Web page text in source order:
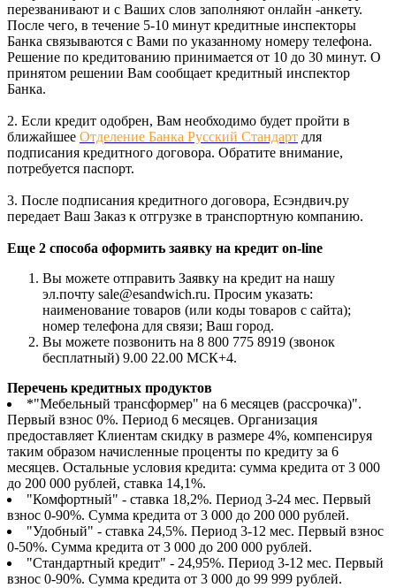
перезванивают и с Ваших слов заполняют онлайн -анкету.
После чего, в течение 5-10 минут кредитные инспекторы
Банка связываются с Вами по указанному номеру телефона.
Решение по кредитованию принимается от 10 до 30 минут. О
принятом решении Вам сообщает кредитный инспектор
Банка.
2. Если кредит одобрен, Вам необходимо будет пройти в
ближайшее Отделение Банка Русский Стандарт для
подписания кредитного договора. Обратите внимание,
потребуется паспорт.
3. После подписания кредитного договора, Есэндвич.ру
передает Ваш Заказ к отгрузке в транспортную компанию.
Еще 2 способа оформить заявку на кредит on-line
Вы можете отправить Заявку на кредит на нашу
эл.почту sale@esandwich.ru. Просим указать:
наименование товаров (или коды товаров с сайта);
номер телефона для связи; Ваш город.
Вы можете позвонить на 8 800 775 8919 (звонок
бесплатный) 9.00 22.00 МСК+4.
Перечень кредитных продуктов
*"Мебельный трансформер" на 6 месяцев (рассрочка)".
Первый взнос 0%. Период 6 месяцев. Организация
предоставляет Клиентам скидку в размере 4%, компенсируя
таким образом начисленные проценты по кредиту за 6
месяцев. Остальные условия кредита: сумма кредита от 3 000
до 200 000 рублей, ставка 14,1%.
"Комфортный" - ставка 18,2%. Период 3-24 мес. Первый
взнос 0-90%. Сумма кредита от 3 000 до 200 000 рублей.
"Удобный" - ставка 24,5%. Период 3-12 мес. Первый взнос
0-50%. Сумма кредита от 3 000 до 200 000 рублей.
"Стандартный кредит" - 24,95%. Период 3-12 мес. Первый
взнос 0-90%. Сумма кредита от 3 000 до 99 999 рублей.